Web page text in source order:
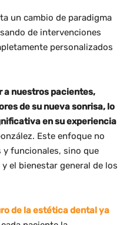
un cambio de paradigma
de intervenciones
personalizados
a nuestros pacientes,
de su nueva sonrisa, lo
en su experiencia
Este enfoque no
funcionales, sino que
el bienestar general de los
de la estética dental ya